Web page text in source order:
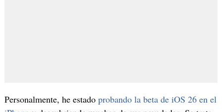
Personalmente, he estado probando la beta de iOS 26 en el